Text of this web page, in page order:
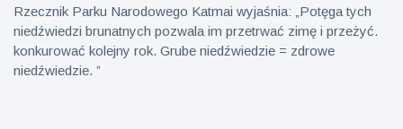
Rzecznik Parku Narodowego Katmai wyjaśnia: „Potęga tych
niedźwiedzi brunatnych pozwala im przetrwać zimę i przeżyć.
konkurować kolejny rok. Grube niedźwiedzie = zdrowe
niedźwiedzie. ”